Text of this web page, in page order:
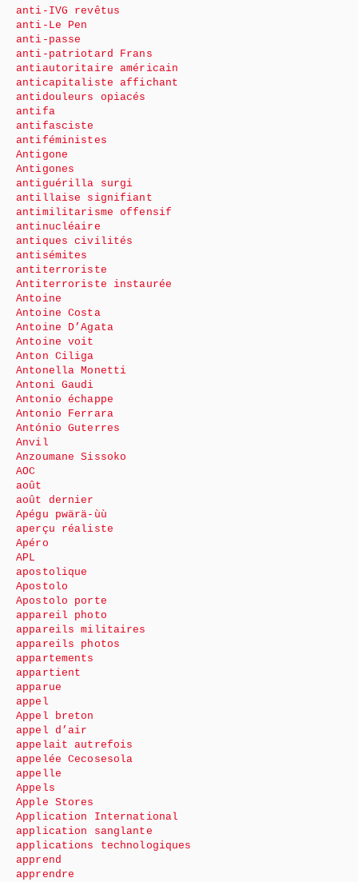
anti-IVG revêtus
anti-Le Pen
anti-passe
anti-patriotard Frans
antiautoritaire américain
anticapitaliste affichant
antidouleurs opiacés
antifa
antifasciste
antiféministes
Antigone
Antigones
antiguérilla surgi
antillaise signifiant
antimilitarisme offensif
antinucléaire
antiques civilités
antisémites
antiterroriste
Antiterroriste instaurée
Antoine
Antoine Costa
Antoine D’Agata
Antoine voit
Anton Ciliga
Antonella Monetti
Antoni Gaudi
Antonio échappe
Antonio Ferrara
António Guterres
Anvil
Anzoumane Sissoko
AOC
août
août dernier
Apégu pwärä-ùù
aperçu réaliste
Apéro
APL
apostolique
Apostolo
Apostolo porte
appareil photo
appareils militaires
appareils photos
appartements
appartient
apparue
appel
Appel breton
appel d’air
appelait autrefois
appelée Cecosesola
appelle
Appels
Apple Stores
Application International
application sanglante
applications technologiques
apprend
apprendre